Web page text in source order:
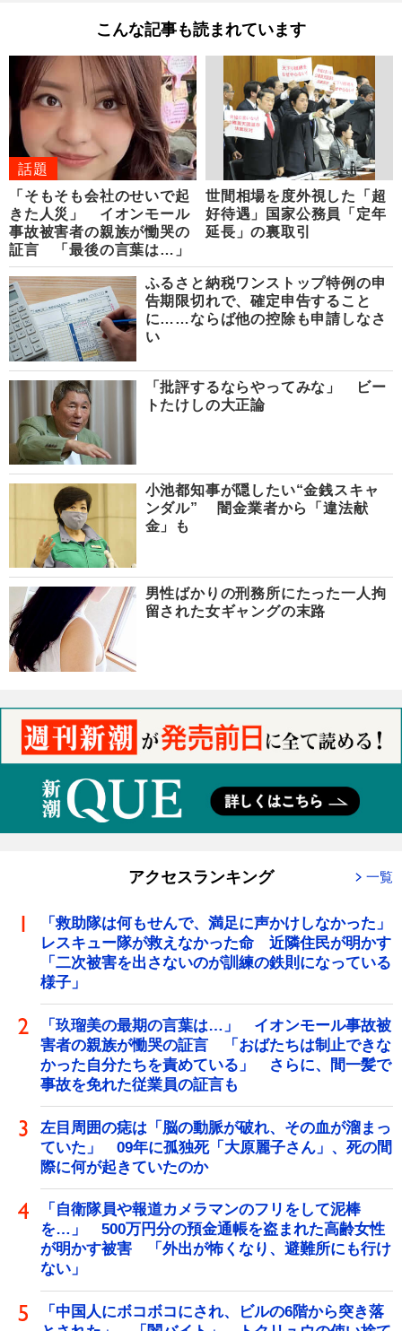
こんな記事も読まれています
話題
「そもそも会社のせいで起
きた人災」 イオンモール
事故被害者の親族が慟哭の
証言 「最後の言葉は…」
世間相場を度外視した「超
好待遇」国家公務員「定年
延長」の裏取引
ふるさと納税ワンストップ特例の申
告期限切れで、確定申告すること
に……ならば他の控除も申請しなさ
い
「批評するならやってみな」 ビー
トたけしの大正論
小池都知事が隠したい“金銭スキャ
ンダル” 闇金業者から「違法献
金」も
男性ばかりの刑務所にたった一人拘
留された女ギャングの末路
アクセスランキング 一覧
「救助隊は何もせんで、満足に声かけしなかった」
レスキュー隊が救えなかった命 近隣住民が明かす
「二次被害を出さないのが訓練の鉄則になっている
様子」
「玖瑠美の最期の言葉は…」 イオンモール事故被
害者の親族が慟哭の証言 「おばたちは制止できな
かった自分たちを責めている」 さらに、間一髪で
事故を免れた従業員の証言も
左目周囲の痣は「脳の動脈が破れ、その血が溜まっ
ていた」 09年に孤独死「大原麗子さん」、死の間
際に何が起きていたのか
「自衛隊員や報道カメラマンのフリをして泥棒
を…」 500万円分の預金通帳を盗まれた高齢女性
が明かす被害 「外出が怖くなり、避難所にも行け
ない」
「中国人にボコボコにされ、ビルの6階から突き落